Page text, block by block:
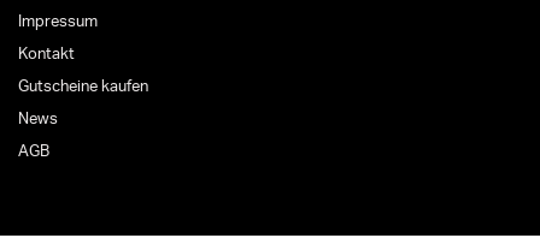
Impressum
Kontakt
Gutscheine kaufen
News
AGB